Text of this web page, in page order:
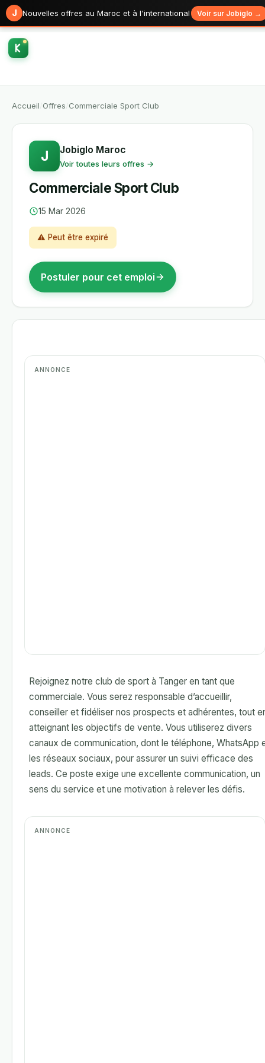
J Nouvelles offres au Maroc et à l'international Voir sur Jobiglo →
Accueil Offres Commerciale Sport Club
J Jobiglo Maroc
Voir toutes leurs offres →
Commerciale Sport Club
15 Mar 2026
⚠ Peut être expiré
Postuler pour cet emploi
Rejoignez notre club de sport à Tanger en tant que
commerciale. Vous serez responsable d’accueillir,
conseiller et fidéliser nos prospects et adhérentes, tout
atteignant les objectifs de vente. Vous utiliserez divers
canaux de communication, dont le téléphone, WhatsApp
les réseaux sociaux, pour assurer un suivi efficace des
leads. Ce poste exige une excellente communication, un
sens du service et une motivation à relever les défis.